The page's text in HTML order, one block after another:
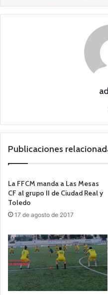
Publicaciones
La FFCM manda a Las Mesas
CF al grupo II de Ciudad Real y
Toledo
17 de agosto de 2017